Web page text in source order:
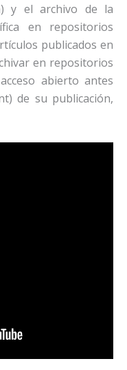
y el archivo de la
en repositorios
publicados en
en repositorios
abierto antes
de su publicación,